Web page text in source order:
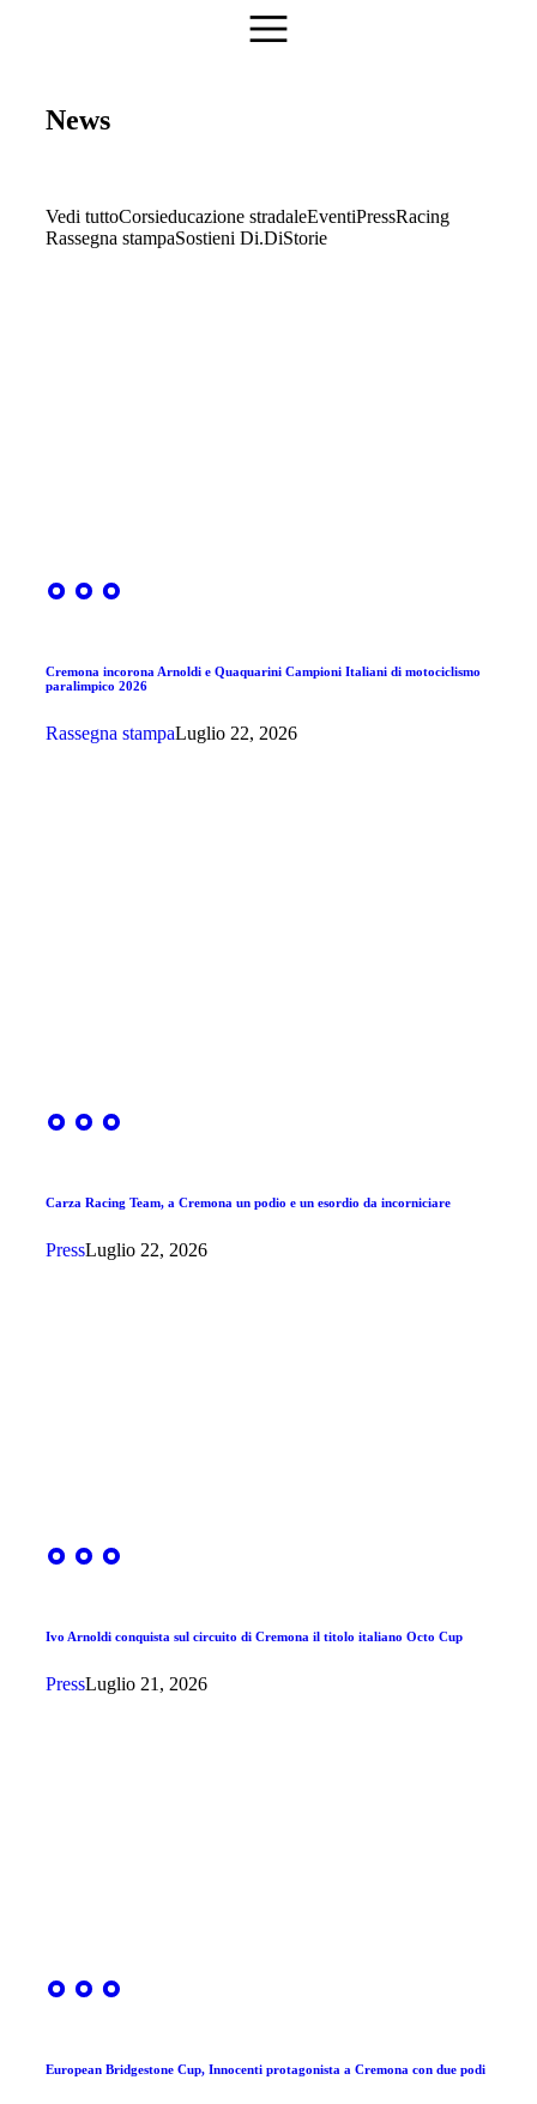
News
Vedi tuttoCorsieducazione stradaleEventiPressRacing
Rassegna stampaSostieni Di.DiStorie
Cremona incorona Arnoldi e Quaquarini Campioni Italiani di motociclismo
paralimpico 2026
Rassegna stampaLuglio 22, 2026
Carza Racing Team, a Cremona un podio e un esordio da incorniciare
PressLuglio 22, 2026
Ivo Arnoldi conquista sul circuito di Cremona il titolo italiano Octo Cup
PressLuglio 21, 2026
European Bridgestone Cup, Innocenti protagonista a Cremona con due podi